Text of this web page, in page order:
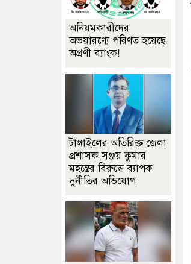
অনিয়মকারীদের
অভয়ারণ্যে পরিণত হয়েছে
অগ্রণী ব্যাংক!
টাঙ্গাইলের অতিরিক্ত জেলা
প্রশাসক সঞ্জয় কুমার
মহন্তের বিরুদ্ধে ব্যাপক
দুর্নীতির অভিযোগ